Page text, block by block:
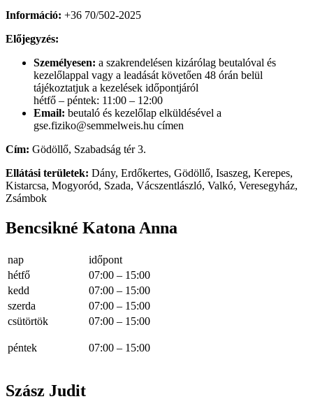
Információ: +36 70/502-2025
Előjegyzés:
Személyesen: a szakrendelésen kizárólag beutalóval és
kezelőlappal vagy a leadását követően 48 órán belül
tájékoztatjuk a kezelések időpontjáról
hétfő – péntek: 11:00 – 12:00
Email: beutaló és kezelőlap elküldésével a
gse.fiziko@semmelweis.hu címen
Cím: Gödöllő, Szabadság tér 3.
Ellátási területek: Dány, Erdőkertes, Gödöllő, Isaszeg, Kerepes,
Kistarcsa, Mogyoród, Szada, Vácszentlászló, Valkó, Veresegyház,
Zsámbok
Bencsikné Katona Anna
nap
időpont
hétfő
07:00 – 15:00
kedd
07:00 – 15:00
szerda
07:00 – 15:00
csütörtök
07:00 – 15:00
péntek 07:00 – 15:00
Szász Judit